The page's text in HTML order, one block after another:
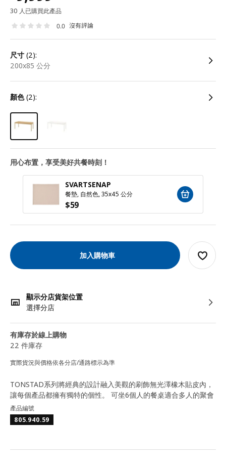
30 人已購買此產品
0.0 沒有評論
尺寸 (2):
200x85 公分
顏色(2):
用心布置，享受美好共餐時刻！
SVARTSENAP
餐墊, 自然色, 35x45 公分
$59
加入購物車
顯示分店貨架位置
選擇分店
有庫存於線上購物
22 件庫存
實際貨況與價格依各分店/通路標示為準
TONSTAD系列將經典的設計融入美觀的刷飾無光澤橡木貼皮內，
讓每個產品都擁有獨特的個性。 可坐6個人的餐桌適合多人的聚會
產品編號
805.940.59